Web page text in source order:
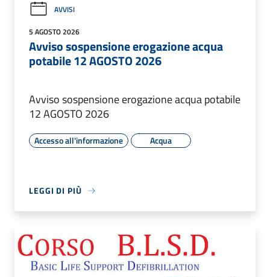
AVVISI
5 AGOSTO 2026
Avviso sospensione erogazione acqua
potabile 12 AGOSTO 2026
Avviso sospensione erogazione acqua potabile
12 AGOSTO 2026
Accesso all'informazione Acqua
LEGGI DI PIÙ